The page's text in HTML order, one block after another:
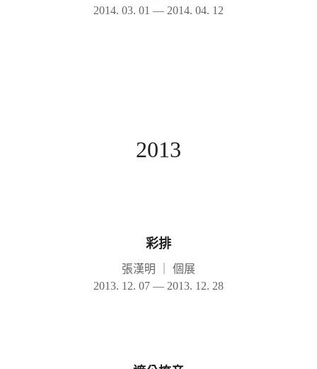
2014. 03. 01 — 2014. 04. 12
2013
彩排
張漢明
個展
2013. 12. 07 — 2013. 12. 28